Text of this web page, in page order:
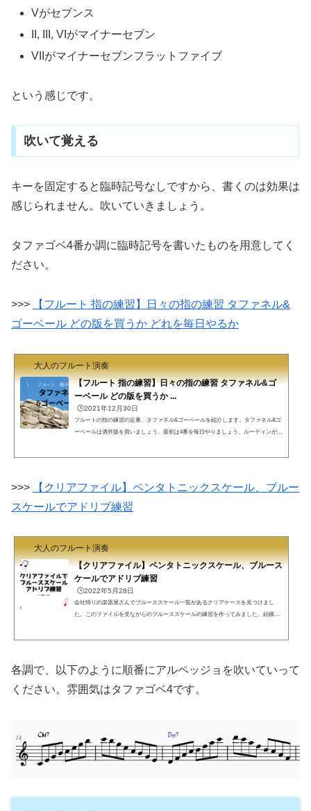
Vがセブンス
II, III, VIがマイナーセブン
VIIがマイナーセブンフラットファイブ
という感じです。
吹いて覚える
キーを固定すると臨時記号なしですから、書くのは効果は
感じられません。吹いていきましょう。
タファゴベ4番か調に臨時記号を書いたものを用意してく
ださい。
>>>
【フルート 指の練習】日々の指の練習 タファネル&
ゴーベール どの版を買うか どれを毎日やるか
大人のフルート演奏
【フルート 指の練習】日々の指の練習 タファネル&ゴ
ーベール どの版を買うか ...
🕒️2021年12月30日
フルートの指の練習の定番、タファネル&ゴーベールを紹介します。タファネル&ゴ
ーベールは酒井版を買いましょう。最初は4番を毎日やりましょう。ルーティンが必
手くなります。こういう考え方は、フルート演奏...
>>>
【クリアファイル】ペンタトニックスケール、ブルー
スケールでアドリブ練習
大人のフルート演奏
【クリアファイル】ペンタトニックスケール、ブルース
ケールでアドリブ練習
🕒️2022年5月28日
会社帰りの楽器屋さんでブルーススケール一覧があるクリアケースを見つけまし
た。このファイルを見ながらのブルーススケールの練習を作ってみました。結構、
pt=c.currentScript||c.scripts;(b.q=b.q||...
各調で、以下のように順番にアルペッジョを吹いていって
ください。雰囲気はタファゴベ4です。